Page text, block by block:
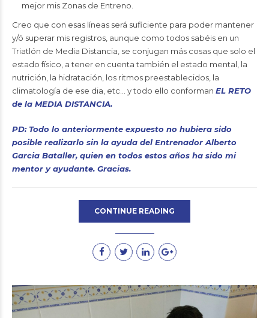
mejor mis Zonas de Entreno.
Creo que con esas líneas será suficiente para poder mantener
y/ó superar mis registros, aunque como todos sabéis en un
Triatlón de Media Distancia, se conjugan más cosas que solo el
estado físico, a tener en cuenta también el estado mental, la
nutrición, la hidratación, los ritmos preestablecidos, la
climatología de ese dia, etc… y todo ello conforman EL RETO
de la MEDIA DISTANCIA.
PD: Todo lo anteriormente expuesto no hubiera sido
posible realizarlo sin la ayuda del Entrenador Alberto
Garcia Bataller, quien en todos estos años ha sido mi
mentor y ayudante. Gracias.
CONTINUE READING